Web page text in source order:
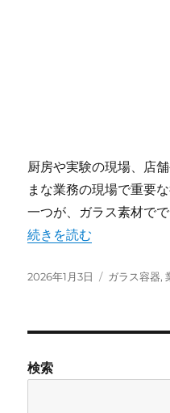
厨房や実験の現場、店
まな業務の現場で重要
一つが、ガラス素材でで
“業務現場の効率化と安
続きを読む
投
2026年1月3日
カ
ガラス容器,
検索